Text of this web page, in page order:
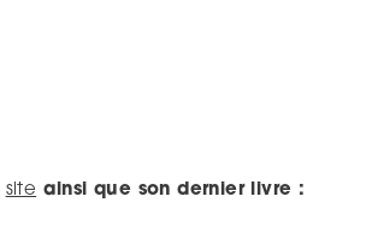
site ainsi que son dernier livre :